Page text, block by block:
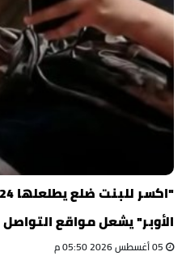
الأوبر" يشعل مواقع التواصل